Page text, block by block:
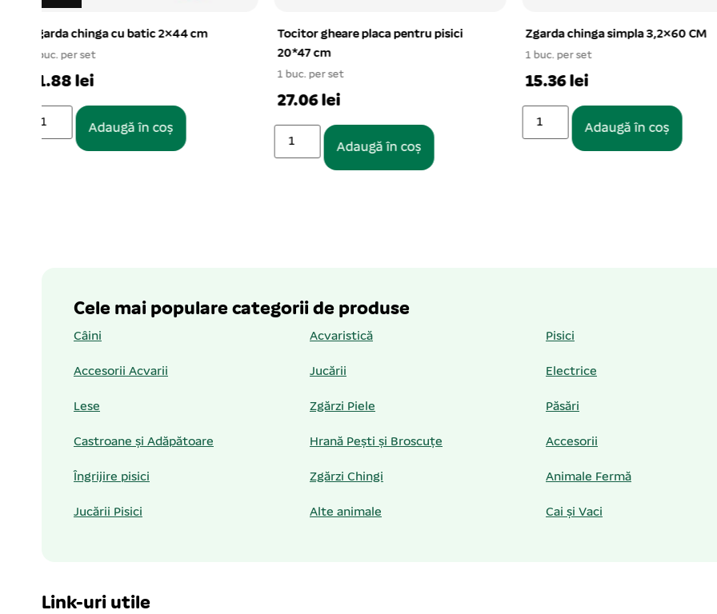
Tocitor gheare placa pentru pisici
20*47 cm
1 buc. per set
27.06 lei
Adaugă în coș
Zgarda chinga simpla 3,2×60 CM
1 buc. per set
15.36 lei
Adaugă în coș
Cleste unghii mic cu pila pentru
caini si pisici 14 cm
1 buc. per set
15.36 lei
Adaugă în coș
Cele mai populare categorii de produse
Câini Acvaristică Pisici
Accesorii Acvarii Jucării Electrice
Lese Zgărzi Piele Păsări
Castroane și Adăpătoare Hrană Pești și Broscuțe Accesorii
Îngrijire pisici Zgărzi Chingi Animale Fermă
Jucării Pisici Alte animale Cai și Vaci
Link-uri utile